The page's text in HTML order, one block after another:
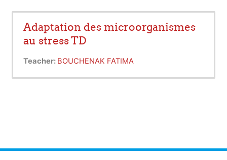
Adaptation des microorganismes
au stress TD
Teacher: BOUCHENAK FATIMA